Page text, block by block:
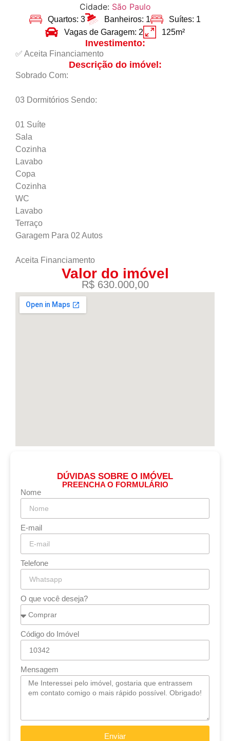
Cidade: São Paulo
Quartos: 3 Banheiros: 1
Suítes: 1
Vagas de Garagem: 2
125m²
Investimento:
✅ Aceita Financiamento
Descrição do imóvel:
Sobrado Com:
03 Dormitórios Sendo:
01 Suíte
Sala
Cozinha
Lavabo
Copa
Cozinha
WC
Lavabo
Terraço
Garagem Para 02 Autos
Aceita Financiamento
Valor do imóvel
R$ 630.000,00
DÚVIDAS SOBRE O IMÓVEL
PREENCHA O FORMULÁRIO
Nome
E-mail
Telefone
O que você deseja?
Código do Imóvel
Mensagem
Enviar